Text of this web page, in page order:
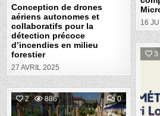
16
PRÉCOCE
MILIEU
Conception de drones
aériens autonomes et
collaboratifs pour la
détection précoce
d’incendies en milieu
forestier
27 AVRIL 2025
3
2 886 0COMMENT
ON
JARDIN